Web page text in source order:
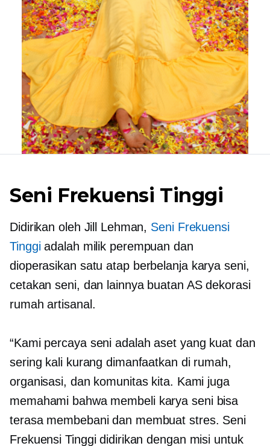
Seni Frekuensi Tinggi
Didirikan oleh Jill Lehman, Seni Frekuensi
Tinggiadalah milik perempuan dan
dioperasikan satu atapberbelanja karya seni,
cetakan seni, dan lainnya buatan ASdekorasi
rumah artisanal.
“Kami percaya seni adalah aset yang kuat dan
sering kali kurang dimanfaatkan di rumah,
organisasi, dan komunitas kita. Kami juga
memahami bahwa membeli karya seni bisa
terasa membebani dan membuat stres. Seni
Frekuensi Tinggi didirikan dengan misi untuk